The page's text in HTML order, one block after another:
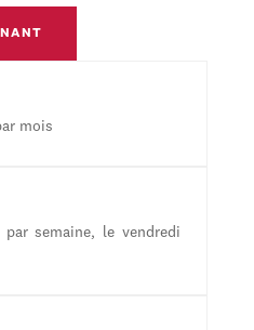
mois
par semaine, le vendredi